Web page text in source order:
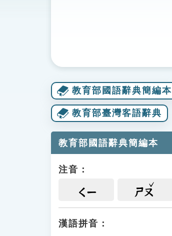
教育部國語辭典簡編本
教育部臺灣客語辭典
教育部國語辭典簡編本
注音：
ㄑㄧ ㄕㄡ
漢語拼音：